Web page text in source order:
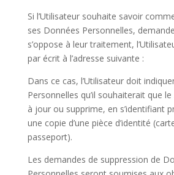
Si l’Utilisateur souhaite savoir
ses Données Personnelles,
s’oppose à leur traitement,
par écrit à l’adresse suivante :
Dans ce cas, l’Utilisateur doit
Personnelles qu’il souhaiterait que
à jour ou supprime, en s’identifiant
une copie d’une pièce d’identité
passeport).
Les demandes de suppression de